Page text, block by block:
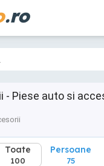
.ro
- Piese auto si
100
Toate
100
Persoane
75